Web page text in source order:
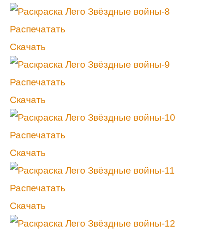
Распечатать
Скачать
Распечатать
Скачать
Распечатать
Скачать
Распечатать
Скачать